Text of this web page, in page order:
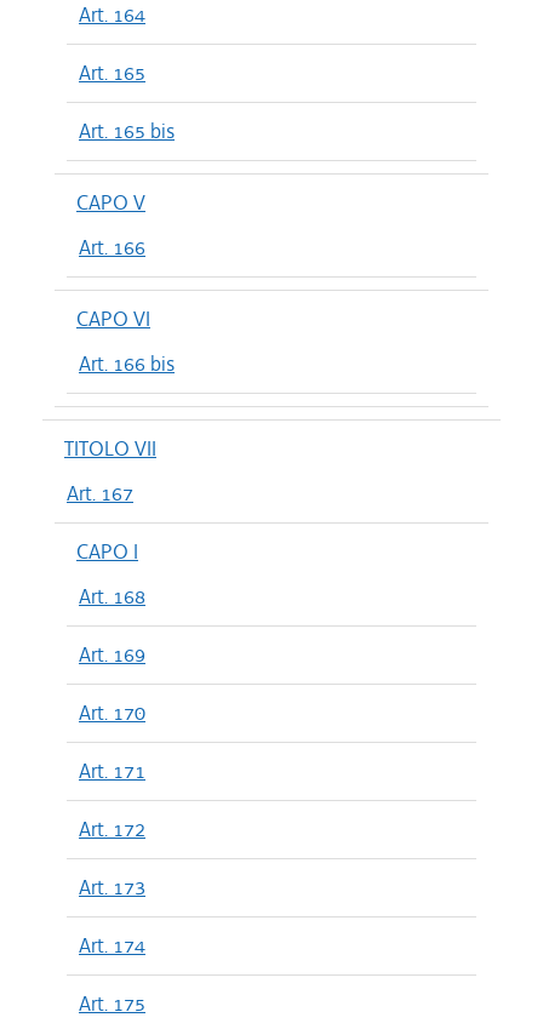
Art. 164
Art. 165
Art. 165 bis
CAPO V
Art. 166
CAPO VI
Art. 166 bis
TITOLO VII
Art. 167
CAPO I
Art. 168
Art. 169
Art. 170
Art. 171
Art. 172
Art. 173
Art. 174
Art. 175